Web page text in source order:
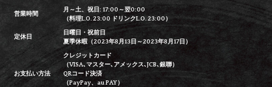
営業時間
月～土、祝日: 17:00～翌0:00
（料理L.O. 23:00 ドリンクL.O. 23:00）
定休日
日曜日・祝前日
夏季休暇（2023年8月13日～2023年8月17日）
お支払い方法
クレジットカード
（VISA､マスター､アメックス､JCB､銀聯）
QRコード決済
（PayPay、au PAY）